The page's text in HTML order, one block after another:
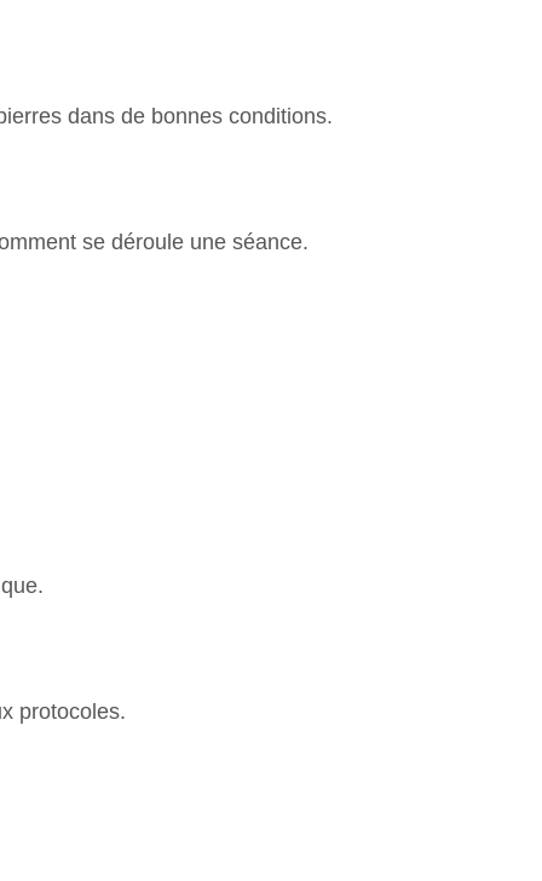
dans de bonnes conditions.
se déroule une séance.
protocoles.